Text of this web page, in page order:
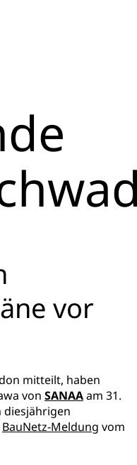
vor
mitteilt, haben
von SANAAam 31.
diesjährigen
BauNetz-Meldung vom